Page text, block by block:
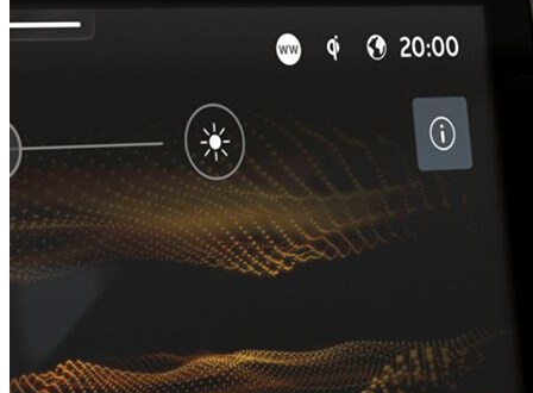
EDGE w/o SAFELOCK
€ 782,95
Detalji